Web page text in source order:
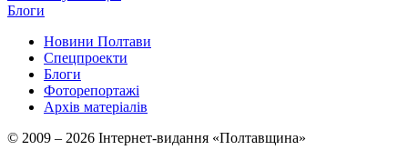
Блоги
Новини Полтави
Спецпроекти
Блоги
Фоторепортажі
Архів матеріалів
© 2009 – 2026 Інтернет-видання «Полтавщина»